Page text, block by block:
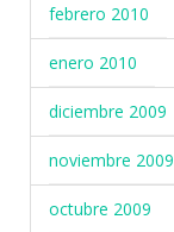
febrero 2010
enero 2010
diciembre 2009
noviembre 2009
octubre 2009